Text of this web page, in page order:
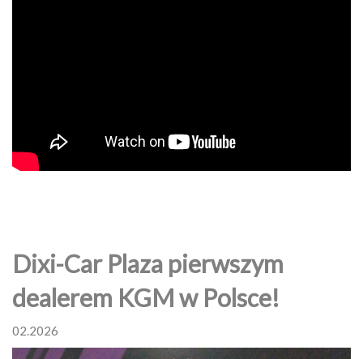
Dixi-Car Plaza pierwszym
dealerem KGM w Polsce!
02.2026